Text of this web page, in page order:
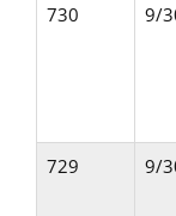
730
9/
729
9/